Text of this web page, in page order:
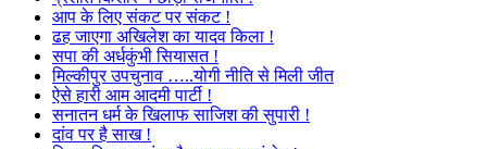
आप के लिए संकट पर संकट !
ढह जाएगा अखिलेश का यादव किला !
सपा की अर्धकुंभी सियासत !
मिल्कीपुर उपचुनाव …..योगी नीति से मिली जीत
ऐसे हारी आम आदमी पार्टी !
सनातन धर्म के खिलाफ साजिश की सुपारी !
दांव पर है साख !